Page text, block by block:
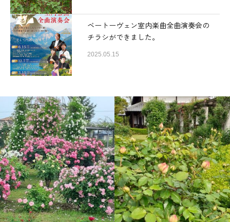
ベートーヴェン室内楽曲全曲演奏会の
チラシができました。
2025.05.15